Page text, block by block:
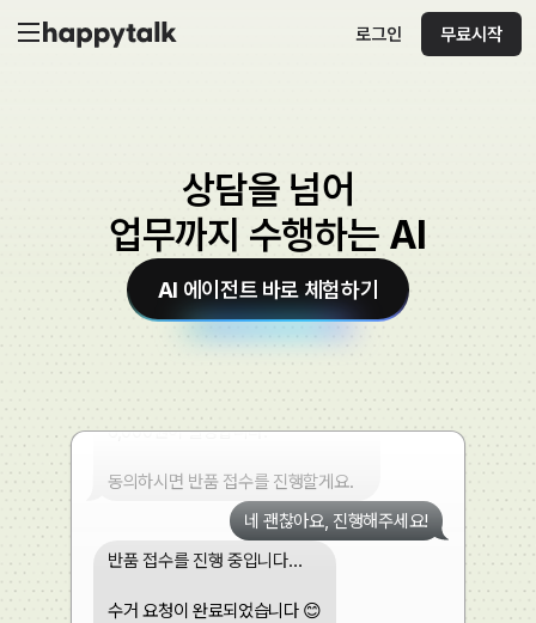
로그인 무료시작
• 상품: 후드 집업
반품 사유를 선택해주세요.
① 단순 변심
② 상품 불량
③ 오배송
④ 기타
1번 단순 변심이에요~
단순 변심 반품은 왕복 배송비
6,000원이 발생합니다.
동의하시면 반품 접수를 진행할게요.
네 괜찮아요, 진행해주세요!
반품 접수를 진행 중입니다…
수거 요청이 완료되었습니다 😊
상담을 넘어
업무까지 수행하는 AI
AI 에이전트 바로 체험하기